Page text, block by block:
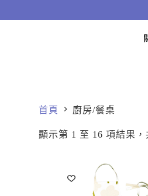
首頁 廚房/餐桌
顯示第 1 至 16 項結果，